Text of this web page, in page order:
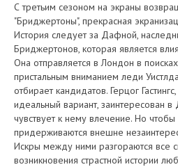
С третьим сезоном на экраны
"Бриджертоны", прекрасная
История следует за Дафной,
Бриджертонов, которая является
Она отправляется в Лондон в
пристальным вниманием леди
отбирает кандидатов. Герцог
идеальный вариант, заинтересован
чувствует к нему влечение. Но чтобы
придерживаются внешне
Искры между ними разгораются все
возникновения страстной истории